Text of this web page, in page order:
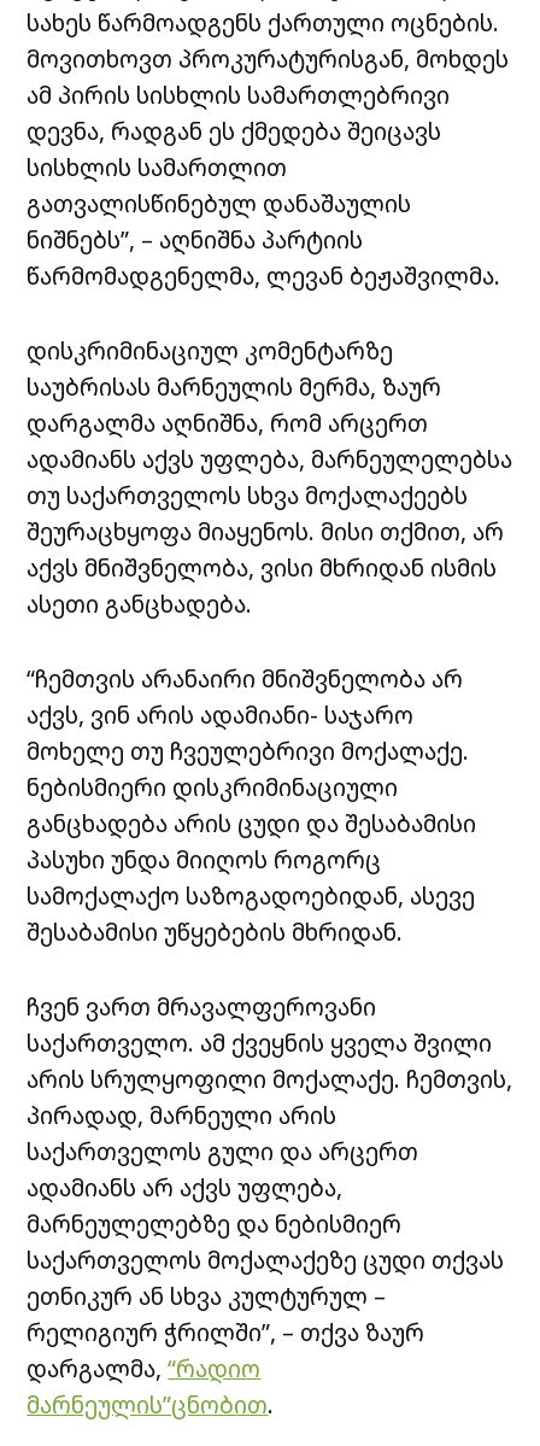
სახეს წარმოადგენს ქართული ოცნების.
მოვითხოვთ პროკურატურისგან, მოხდეს
ამ პირის სისხლის სამართლებრივი
დევნა, რადგან ეს ქმედება შეიცავს
სისხლის სამართლით
გათვალისწინებულ დანაშაულის
ნიშნებს”, – აღნიშნა პარტიის
წარმომადგენელმა, ლევან ბეჟაშვილმა.
დისკრიმინაციულ კომენტარზე
საუბრისას მარნეულის მერმა, ზაურ
დარგალმა აღნიშნა, რომ არცერთ
ადამიანს აქვს უფლება, მარნეულელებსა
თუ საქართველოს სხვა მოქალაქეებს
შეურაცხყოფა მიაყენოს. მისი თქმით, არ
აქვს მნიშვნელობა, ვისი მხრიდან ისმის
ასეთი განცხადება.
“ჩემთვის არანაირი მნიშვნელობა არ
აქვს, ვინ არის ადამიანი- საჯარო
მოხელე თუ ჩვეულებრივი მოქალაქე.
ნებისმიერი დისკრიმინაციული
განცხადება არის ცუდი და შესაბამისი
პასუხი უნდა მიიღოს როგორც
სამოქალაქო საზოგადოებიდან, ასევე
შესაბამისი უწყებების მხრიდან.
ჩვენ ვართ მრავალფეროვანი
საქართველო. ამ ქვეყნის ყველა შვილი
არის სრულყოფილი მოქალაქე. ჩემთვის,
პირადად, მარნეული არის
საქართველოს გული და არცერთ
ადამიანს არ აქვს უფლება,
მარნეულელებზე და ნებისმიერ
საქართველოს მოქალაქეზე ცუდი თქვას
ეთნიკურ ან სხვა კულტურულ –
რელიგიურ ჭრილში”, – თქვა ზაურ
დარგალმა,“რადიო
მარნეულის”ცნობით.